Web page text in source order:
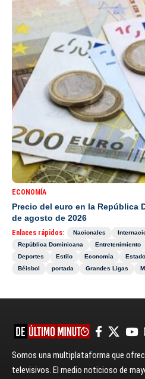
ECONOMÍA
Precio del euro en la República
de agosto de 2026
Enlaces rápidos: Nacionales
República Dominicana
Entretenimiento
Deportes
Estilo Economía
Béisbol
portada Grandes Ligas
Somos una multiplataforma que
televisivos. El medio noticioso de